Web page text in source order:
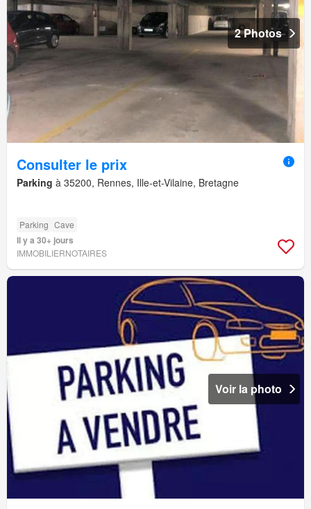
2 Photos
Consulter le prix
Parking à 35200, Rennes, Ille-et-Vilaine, Bretagne
Parking Cave
Il y a 30+ jours
IMMOBILIERNOTAIRES
Voir la photo